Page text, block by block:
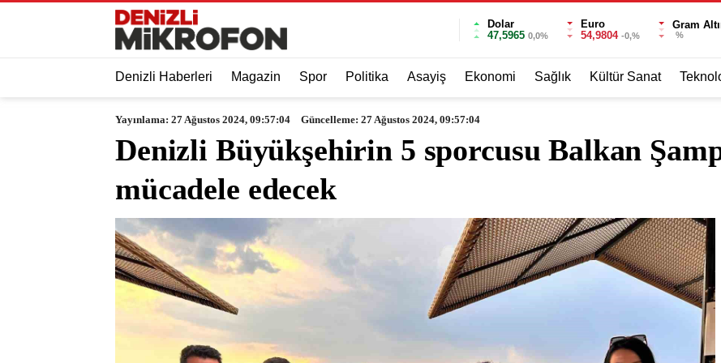
Dolar
47,5965 0,0%
Euro
54,9804 -0,%
Gram
%
Denizli Haberleri Magazin Spor Politika Asayiş Ekonomi Sağlık Kültür Sanat
Yayınlama: 27 Ağustos 2024, 09:57:04 Güncelleme: 27 Ağustos 2024, 09:57:04
Denizli Büyükşehirin 5 sporcusu Balkan
mücadele edecek